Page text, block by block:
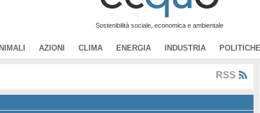
Sostenibilità sociale, economica e ambientale
AZIONI CLIMA ENERGIA INDUSTRIA POLITICHE
RSS